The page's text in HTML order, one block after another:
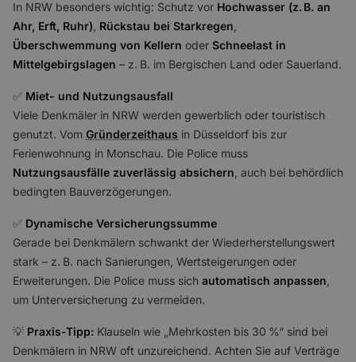
In NRW besonders wichtig: Schutz vor Hochwasser (z. B. an
Ahr, Erft, Ruhr) Rückstau bei Starkregen
Überschwemmung von Kellern oder Schneelast in
Mittelgebirgslagen – z. B. im Bergischen Land oder Sauerland.
✅️ Miet- und Nutzungsausfall
Viele Denkmäler in NRW werden gewerblich oder touristisch
genutzt. Vom Gründerzeithaus in Düsseldorf bis zur
Ferienwohnung in Monschau. Die Police muss
Nutzungsausfälle zuverlässig absichern , auch bei behördlich
bedingten Bauverzögerungen.
✅️ Dynamische Versicherungssumme
Gerade bei Denkmälern schwankt der Wiederherstellungswert
stark – z. B. nach Sanierungen, Wertsteigerungen oder
Erweiterungen. Die Police muss sich automatisch anpassen
um Unterversicherung zu vermeiden.
💡 Praxis-Tipp: Klauseln wie „Mehrkosten bis 30 %“ sind bei
Denkmälern in NRW oft unzureichend. Achten Sie auf Verträge